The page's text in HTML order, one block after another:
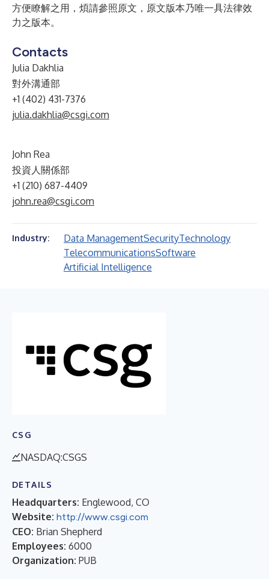
方便瞭解之用，煩請參照原文，原文版本乃唯一具法律效
力之版本。
Contacts
Julia Dakhlia
對外溝通部
+1 (402) 431-7376
julia.dakhlia@csgi.com
John Rea
投資人關係部
+1 (210) 687-4409
john.rea@csgi.com
Industry: Data ManagementSecurityTechnology
TelecommunicationsSoftware
Artificial Intelligence
CSG
NASDAQ:CSGS
DETAILS
Headquarters: Englewood, CO
Website: http://www.csgi.com
CEO: Brian Shepherd
Employees: 6000
Organization: PUB